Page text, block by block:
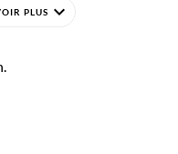
et sans OGM.
expand_more